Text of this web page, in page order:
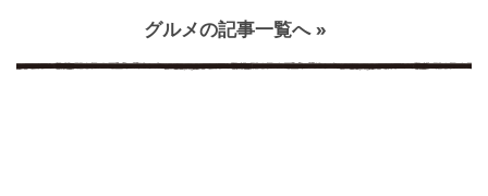
グルメの記事一覧へ »